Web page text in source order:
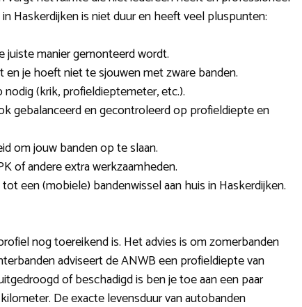
Haskerdijken is niet duur en heeft veel pluspunten:
juiste manier gemonteerd wordt.
en je hoeft niet te sjouwen met zware banden.
(krik, profieldieptemeter, etc.).
gebalanceerd en gecontroleerd op profieldiepte en
om jouw banden op te slaan.
of andere extra werkzaamheden.
een (mobiele) bandenwissel aan huis in Haskerdijken.
nog toereikend is. Het advies is om zomerbanden
adviseert de ANWB een profieldiepte van
of beschadigd is ben je toe aan een paar
De exacte levensduur van autobanden